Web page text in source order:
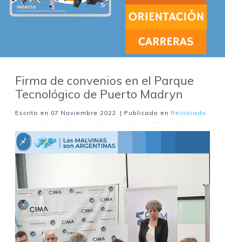
Firma de convenios en el Parque
Tecnológico de Puerto Madryn
Escrito en 07 Noviembre 2022. | Publicado en Rectorado